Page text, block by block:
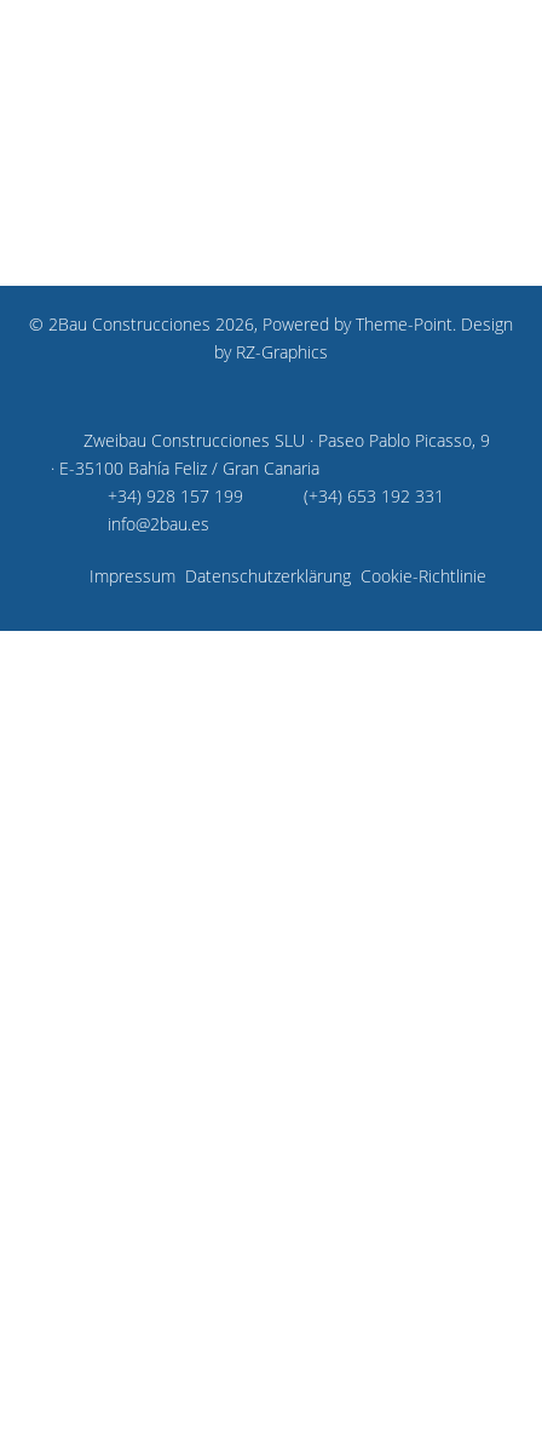
© 2Bau Construcciones 2026, Powered byTheme-Point. Design
by RZ-Graphics
Zweibau Construcciones SLU · Paseo Pablo Picasso, 9
· E-35100 Bahía Feliz / Gran Canaria
+34) 928 157 199
(+34) 653 192 331
info@2bau.es
Impressum Datenschutzerklärung Cookie-Richtlinie